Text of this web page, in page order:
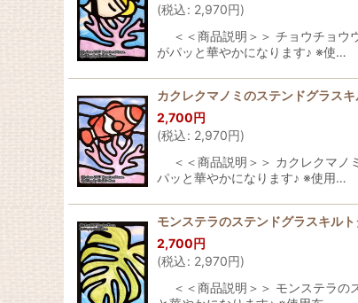
(税込: 2,970円)
＜＜商品説明＞＞ チョウチョウ
がパッと華やかになります♪ ※使…
カクレクマノミのステンドグラス
2,700円
(税込: 2,970円)
＜＜商品説明＞＞ カクレクマノ
パッと華やかになります♪ ※使用…
モンステラのステンドグラスキル
2,700円
(税込: 2,970円)
＜＜商品説明＞＞ モンステラの